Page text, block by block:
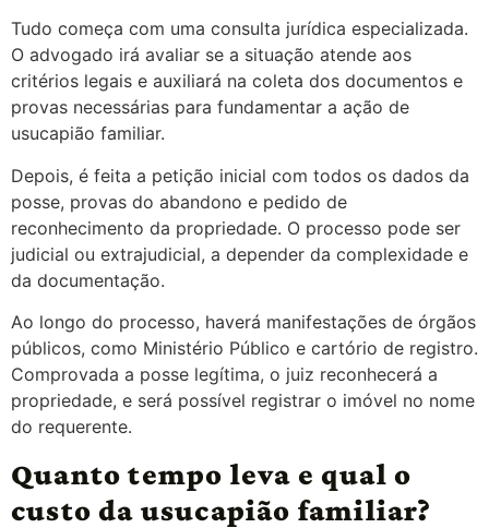
Tudo começa com uma consulta jurídica especializada.
O advogado irá avaliar se a situação atende aos
critérios legais e auxiliará na coleta dos documentos e
provas necessárias para fundamentar a ação de
usucapião familiar.
Depois, é feita a petição inicial com todos os dados da
posse, provas do abandono e pedido de
reconhecimento da propriedade. O processo pode ser
judicial ou extrajudicial, a depender da complexidade e
da documentação.
Ao longo do processo, haverá manifestações de órgãos
públicos, como Ministério Público e cartório de registro.
Comprovada a posse legítima, o juiz reconhecerá a
propriedade, e será possível registrar o imóvel no nome
do requerente.
Quanto tempo leva e qual o
custo da usucapião familiar?